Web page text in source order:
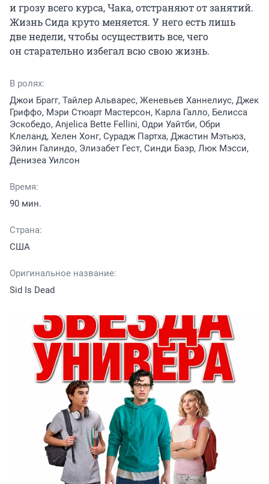
и грозу всего курса, Чака, отстраняют от занятий.
Жизнь Сида круто меняется. У него есть лишь
две недели, чтобы осуществить все, чего
он старательно избегал всю свою жизнь.
В ролях:
Джои Брагг, Тайлер Альварес, Женевьев Ханнелиус, Джек
Гриффо, Мэри Стюарт Мастерсон, Карла Галло, Белисса
Эскобедо, Anjelica Bette Fellini, Одри Уайтби, Обри
Клеланд, Хелен Хонг, Сурадж Партха, Джастин Мэтьюз,
Эйлин Галиндо, Элизабет Гест, Синди Баэр, Люк Мэсси,
Денизеа Уилсон
Время:
90 мин.
Страна:
США
Оригинальное название:
Sid Is Dead